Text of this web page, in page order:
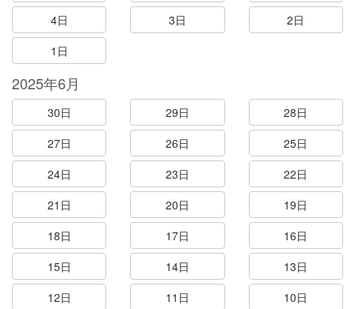
4日
3日
2日
1日
2025年6月
30日 29日
28日
27日
26日
25日
24日
23日
22日
21日
20日
19日
18日
17日
16日
15日
14日
13日
12日
11日
10日